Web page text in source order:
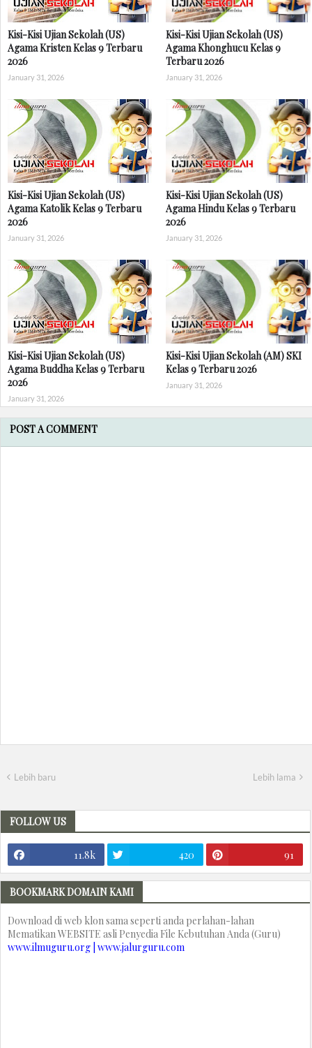
Kisi-Kisi Ujian Sekolah (US)
Agama Kristen Kelas 9 Terbaru
2026
January 31, 2026
Kisi-Kisi Ujian Sekolah (US)
Agama Khonghucu Kelas 9
Terbaru 2026
January 31, 2026
Kisi-Kisi Ujian Sekolah (US)
Agama Katolik Kelas 9 Terbaru
2026
January 31, 2026
Kisi-Kisi Ujian Sekolah (US)
Agama Hindu Kelas 9 Terbaru
2026
January 31, 2026
Kisi-Kisi Ujian Sekolah (US)
Agama Buddha Kelas 9 Terbaru
2026
January 31, 2026
Kisi-Kisi Ujian Sekolah (AM) SKI
Kelas 9 Terbaru 2026
January 31, 2026
POST A COMMENT
Lebih baru Lebih lama
FOLLOW US
11.8k 420 91
BOOKMARK DOMAIN KAMI
Download di web klon sama seperti anda perlahan-lahan
Mematikan WEBSITE asli Penyedia File Kebutuhan Anda (Guru)
www.ilmuguru.org | www.jalurguru.com